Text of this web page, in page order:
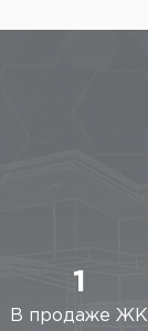
1
В продаже ЖК